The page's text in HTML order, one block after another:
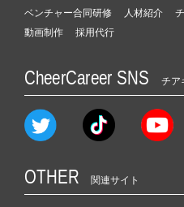
ベンチャー合同研修
人材紹介
動画制作
採用代行
CheerCareer SNS チア
OTHER 関連サイト